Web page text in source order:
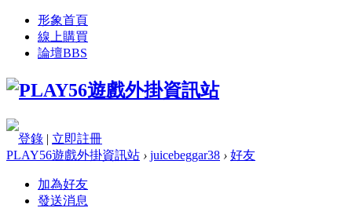
形象首頁
線上購買
論壇BBS
登錄 | 立即註冊
PLAY56遊戲外掛資訊站 › juicebeggar38 › 好友
加為好友
發送消息